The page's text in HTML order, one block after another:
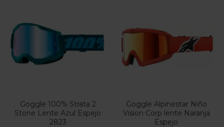
Goggle 100% Strata 2
Stone Lente Azul Espejo
2823
Goggle Alpinestar Niño
Vision Corp lente Naranja
Espejo